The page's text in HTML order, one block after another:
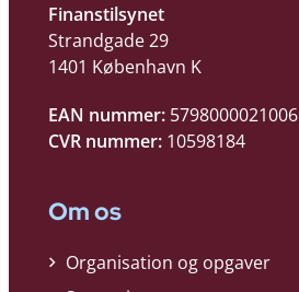
Finanstilsynet
Strandgade 29
1401 København K
EAN nummer: 5798000021006
CVR nummer: 10598184
Om os
Organisation og opgaver